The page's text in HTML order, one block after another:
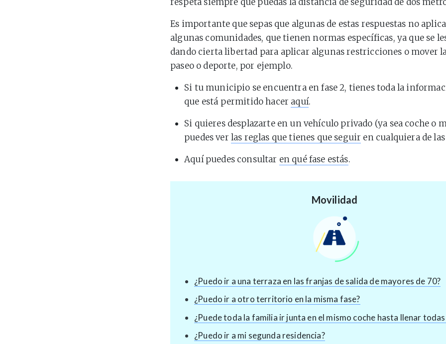
Es importante que sepas que algunas de estas respuestas no
algunas comunidades, que tienen normas específicas, ya que se
dando cierta libertad para aplicar algunas restricciones o mover
paseo o deporte, por ejemplo.
Si tu municipio se encuentra en fase 2, tienes toda la
que está permitido hacer aquí.
Si quieres desplazarte en un vehículo privado (ya sea coche o
puedes ver las reglas que tienes que seguir en cualquiera de las
Aquí puedes consultar en qué fase estás.
Movilidad
¿Puedo ir a una terraza en las franjas de salida de mayores de 70?
¿Puedo ir a otro territorio en la misma fase?
¿Puede toda la familia ir junta en el mismo coche hasta llenar todas
¿Puedo ir a mi segunda residencia?